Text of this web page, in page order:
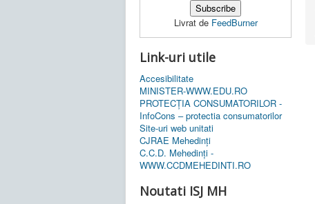
Livrat de FeedBurner
Link-uri utile
Accesibilitate
MINISTER-WWW.EDU.RO
PROTECȚIA CONSUMATORILOR -
InfoCons – protectia consumatorilor
Site-uri web unitati
CJRAE Mehedinți
C.C.D. Mehedinţi -
WWW.CCDMEHEDINTI.RO
Noutati ISJ MH